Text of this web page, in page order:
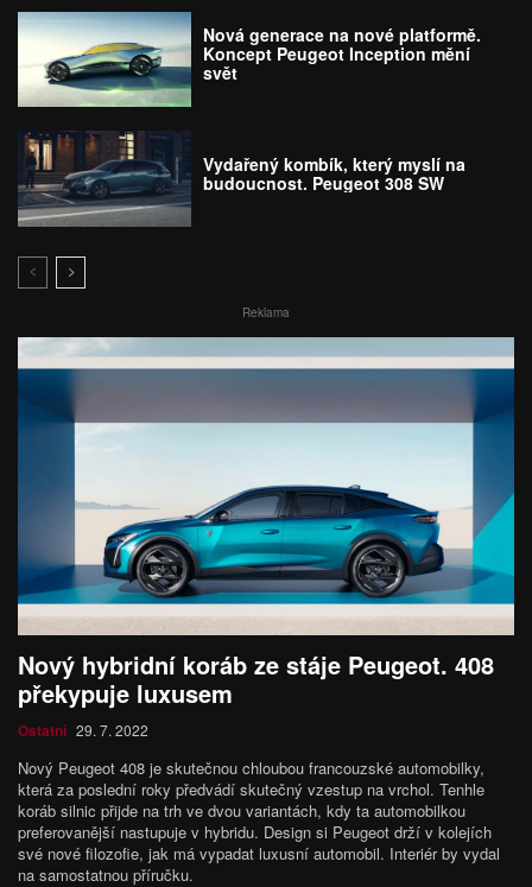
Nová generace na nové platformě.
Koncept Peugeot Inception mění
svět
Vydařený kombík, který myslí na
budoucnost. Peugeot 308 SW
Reklama
Nový hybridní koráb ze stáje Peugeot. 408
překypuje luxusem
Ostatní 29. 7. 2022
Nový Peugeot 408 je skutečnou chloubou francouzské automobilky,
která za poslední roky předvádí skutečný vzestup na vrchol. Tenhle
koráb silnic přijde na trh ve dvou variantách, kdy ta automobilkou
preferovanější nastupuje v hybridu. Design si Peugeot drží v kolejích
své nové filozofie, jak má vypadat luxusní automobil. Interiér by vydal
na samostatnou příručku.